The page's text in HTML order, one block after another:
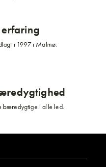
i 1997 i Malmø.
bæredygtige i alle led.